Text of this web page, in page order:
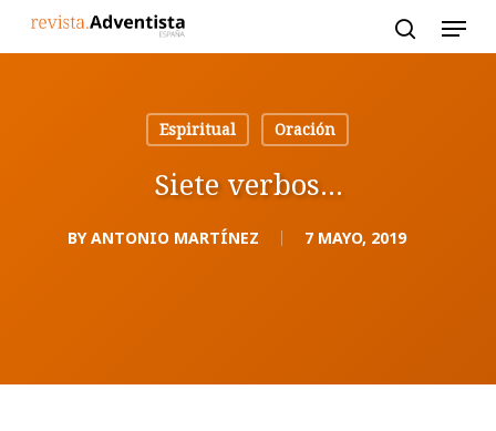
Espiritual
Oración
Siete verbos…
BY ANTONIO MARTÍNEZ 7 MAYO, 2019